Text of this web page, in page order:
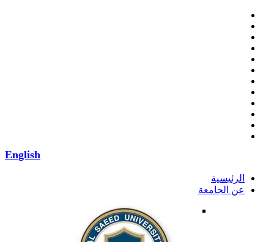
English
الرئيسية
عن الجامعة